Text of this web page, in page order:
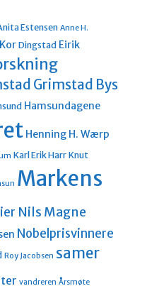
Estensen Anne H.
Dingstad Eirik
Grimstad Bys
Hamsundagene
Henning H. Wærp
Karl Erik Harr Knut
Markens
Nils Magne
Nobelprisvinnere
Roy Jacobsen samer
vandreren Årsmøte